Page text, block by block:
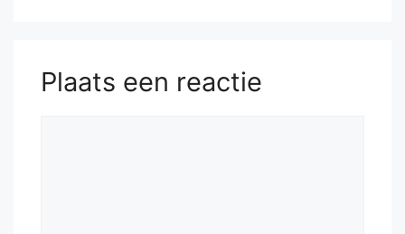
Plaats een reactie